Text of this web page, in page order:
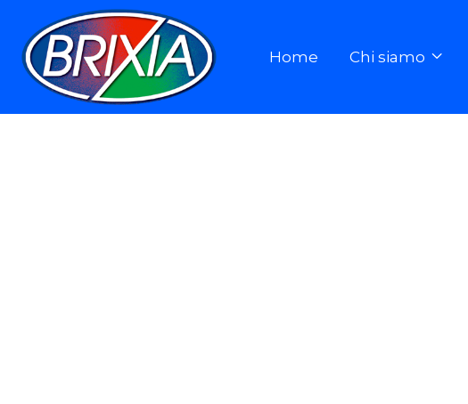
Home Chi siamo 